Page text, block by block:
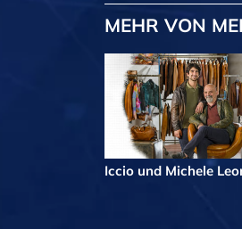
MEHR VON
Iccio und Michele